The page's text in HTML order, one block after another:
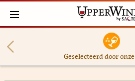
Geselecteerd door onze